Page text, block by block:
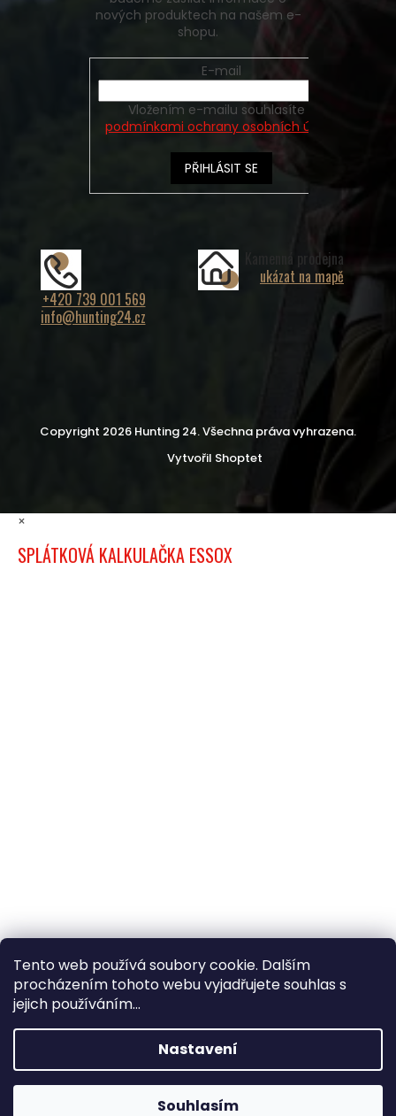
Tento web používá soubory cookie. Dalším
procházením tohoto webu vyjadřujete souhlas s
jejich používáním...
Nastavení
Souhlasím
nových produktech na našem e-
shopu.
E-mail
podmínkami ochrany osobních údajů
PŘIHLÁSIT SE
+420 739 001 569
info@hunting24.cz
Kamenná prodejna
ukázat na mapě
Vytvořil Shoptet
Copyright 2026 Hunting 24. Všechna práva vyhrazena.
×
SPLÁTKOVÁ KALKULAČKA ESSOX
×
Hledáte nejvýhodnější cenu? Získáte jí
pomocíregistrace